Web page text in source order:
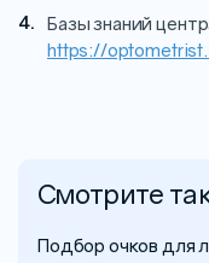
Базы знаний
https://
Смотрите
Подбор очков для